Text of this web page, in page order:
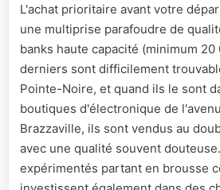
L'achat prioritaire avant votre
une multiprise parafoudre de
banks haute capacité (minimum 20
derniers sont difficilement
Pointe-Noire, et quand ils le sont
boutiques d'électronique de
Brazzaville, ils sont vendus au
avec une qualité souvent
expérimentés partant en brousse